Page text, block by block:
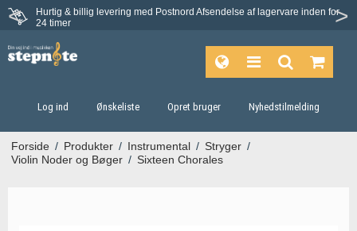
Hurtig & billig levering med Postnord Afsendelse af lagervare inden for
24 timer
Fortrydelsesret på 30 dage
Log ind Ønskeliste Opret bruger Nyhedstilmelding
Forside / Produkter / Instrumental / Stryger /
Violin Noder og Bøger / Sixteen Chorales